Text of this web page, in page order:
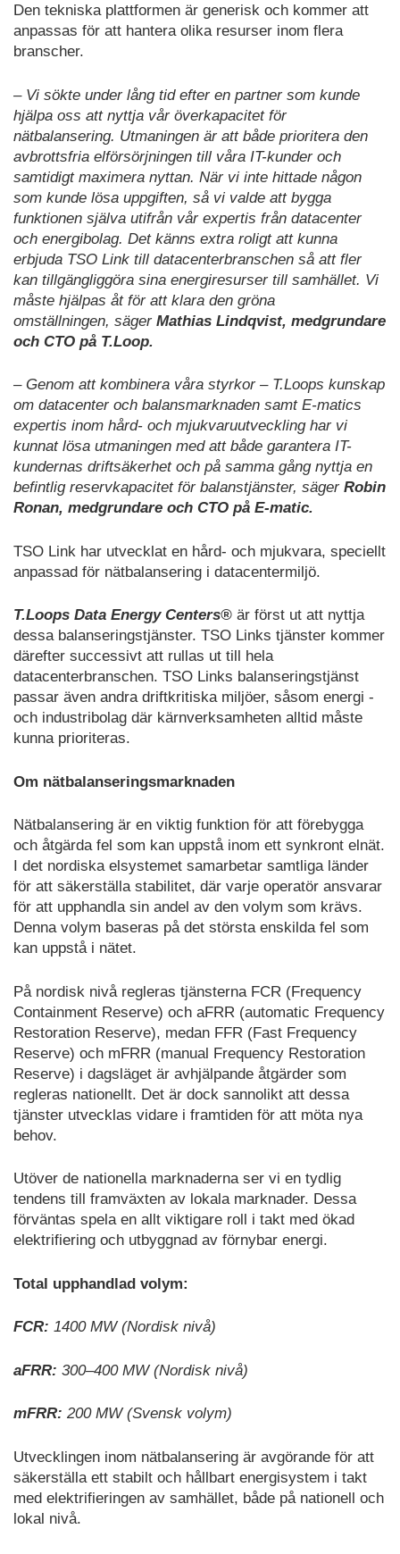
Den tekniska plattformen är generisk och kommer att
anpassas för att hantera olika resurser inom flera
branscher.
– Vi sökte under lång tid efter en partner som kunde
hjälpa oss att nyttja vår överkapacitet för
nätbalansering. Utmaningen är att både prioritera den
avbrottsfria elförsörjningen till våra IT-kunder och
samtidigt maximera nyttan. När vi inte hittade någon
som kunde lösa uppgiften, så vi valde att bygga
funktionen själva utifrån vår expertis från datacenter
och energibolag. Det känns extra roligt att kunna
erbjuda TSO Link till datacenterbranschen så att fler
kan tillgängliggöra sina energiresurser till samhället. Vi
måste hjälpas åt för att klara den gröna
omställningen, säger Mathias Lindqvist, medgrundare
och CTO på T.Loop.
– Genom att kombinera våra styrkor – T.Loops kunskap
om datacenter och balansmarknaden samt E-matics
expertis inom hård- och mjukvaruutveckling har vi
kunnat lösa utmaningen med att både garantera IT-
kundernas driftsäkerhet och på samma gång nyttja en
befintlig reservkapacitet för balanstjänster, säger Robin
Ronan, medgrundare och CTO på E-matic.
TSO Link har utvecklat en hård- och mjukvara, speciellt
anpassad för nätbalansering i datacentermiljö.
T.Loops Data Energy Centers® är först ut att nyttja
dessa balanseringstjänster. TSO Links tjänster kommer
därefter successivt att rullas ut till hela
datacenterbranschen. TSO Links balanseringstjänst
passar även andra driftkritiska miljöer, såsom energi -
och industribolag där kärnverksamheten alltid måste
kunna prioriteras.
Om nätbalanseringsmarknaden
Nätbalansering är en viktig funktion för att förebygga
och åtgärda fel som kan uppstå inom ett synkront elnät.
I det nordiska elsystemet samarbetar samtliga länder
för att säkerställa stabilitet, där varje operatör ansvarar
för att upphandla sin andel av den volym som krävs.
Denna volym baseras på det största enskilda fel som
kan uppstå i nätet.
På nordisk nivå regleras tjänsterna FCR (Frequency
Containment Reserve) och aFRR (automatic Frequency
Restoration Reserve), medan FFR (Fast Frequency
Reserve) och mFRR (manual Frequency Restoration
Reserve) i dagsläget är avhjälpande åtgärder som
regleras nationellt. Det är dock sannolikt att dessa
tjänster utvecklas vidare i framtiden för att möta nya
behov.
Utöver de nationella marknaderna ser vi en tydlig
tendens till framväxten av lokala marknader. Dessa
förväntas spela en allt viktigare roll i takt med ökad
elektrifiering och utbyggnad av förnybar energi.
Total upphandlad volym:
FCR: 1400 MW (Nordisk nivå)
aFRR: 300–400 MW (Nordisk nivå)
mFRR: 200 MW (Svensk volym)
Utvecklingen inom nätbalansering är avgörande för att
säkerställa ett stabilt och hållbart energisystem i takt
med elektrifieringen av samhället, både på nationell och
lokal nivå.